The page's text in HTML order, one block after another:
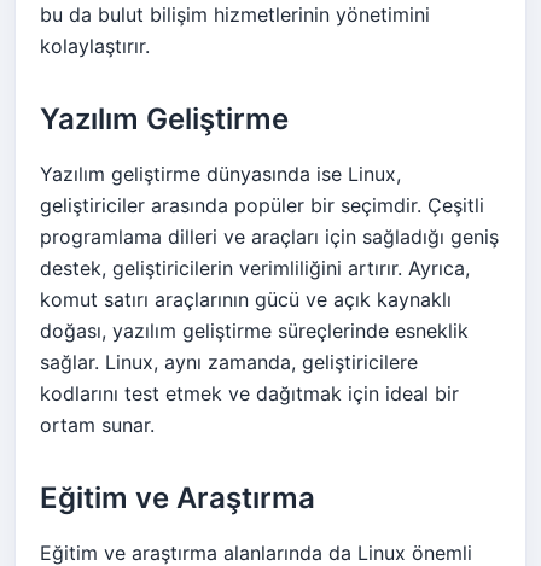
bu da bulut bilişim hizmetlerinin yönetimini
kolaylaştırır.
Yazılım Geliştirme
Yazılım geliştirme dünyasında ise Linux,
geliştiriciler arasında popüler bir seçimdir. Çeşitli
programlama dilleri ve araçları için sağladığı geniş
destek, geliştiricilerin verimliliğini artırır. Ayrıca,
komut satırı araçlarının gücü ve açık kaynaklı
doğası, yazılım geliştirme süreçlerinde esneklik
sağlar. Linux, aynı zamanda, geliştiricilere
kodlarını test etmek ve dağıtmak için ideal bir
ortam sunar.
Eğitim ve Araştırma
Eğitim ve araştırma alanlarında da Linux önemli